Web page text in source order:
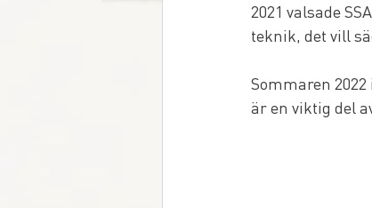
2021 valsade
teknik, det vill
Sommaren
är en viktig del